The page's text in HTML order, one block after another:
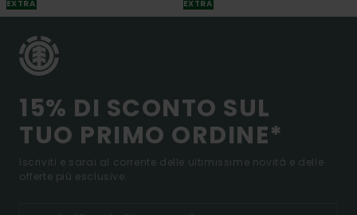
EXTRA
EXTRA
15% DI SCONTO SUL
TUO PRIMO ORDINE*
Iscriviti e sarai al corrente delle ultimissime novità e delle
offerte più esclusive.